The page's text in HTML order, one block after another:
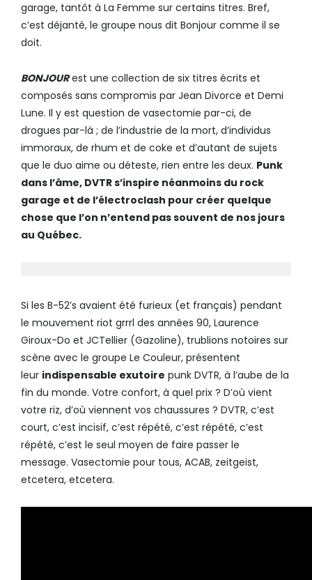
garage, tantôt à La Femme sur certains titres. Bref,
c’est déjanté, le groupe nous dit Bonjour comme il se
doit.
BONJOURest une collection de six titres écrits et
composés sans compromis par Jean Divorce et Demi
Lune. Il y est question de vasectomie par-ci, de
drogues par-là ; de l’industrie de la mort, d’individus
immoraux, de rhum et de coke et d’autant de sujets
que le duo aime ou déteste, rien entre les deux. Punk
dans l’âme, DVTR s’inspire néanmoins du rock
garage et de l’électroclash pour créer quelque
chose que l’on n’entend pas souvent de nos jours
au Québec.
Si les B-52’s avaient été furieux (et français) pendant
le mouvement riot grrrl des années 90, Laurence
Giroux-Do et JCTellier (Gazoline), trublions notoires sur
scène avec le groupe Le Couleur, présentent
leur indispensable exutoire punk DVTR, à l’aube de la
fin du monde. Votre confort, à quel prix ? D’où vient
votre riz, d’où viennent vos chaussures ? DVTR, c’est
court, c’est incisif, c’est répété, c’est répété, c’est
répété, c’est le seul moyen de faire passer le
message. Vasectomie pour tous, ACAB, zeitgeist,
etcetera, etcetera.